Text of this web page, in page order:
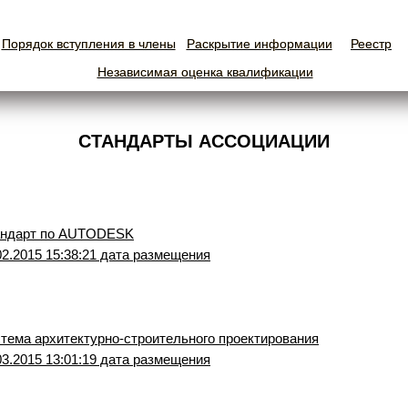
Порядок вступления в члены
Порядок вступления в члены
Независимая оценка квалификации
Независимая оценка квалификации
Раскрытие информации
Раскрытие информации Реестр
Реестр
по AUTODESK
15:38:21 дата размещения
архитектурно-строительного проектирования
13:01:19 дата размещения
СТАНДАРТЫ АССОЦИАЦИИ